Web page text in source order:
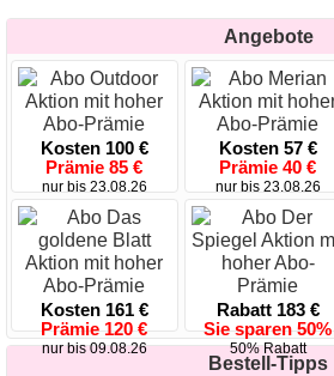
Angebote
Kosten 100 €
Prämie 85 €
nur bis 23.08.26
Kosten 57 €
Prämie 40 €
nur bis 23.08.26
Kosten 161 €
Prämie 120 €
nur bis 09.08.26
Rabatt 183 €
Sie sparen 50%
50% Rabatt
Bestell-Tipps